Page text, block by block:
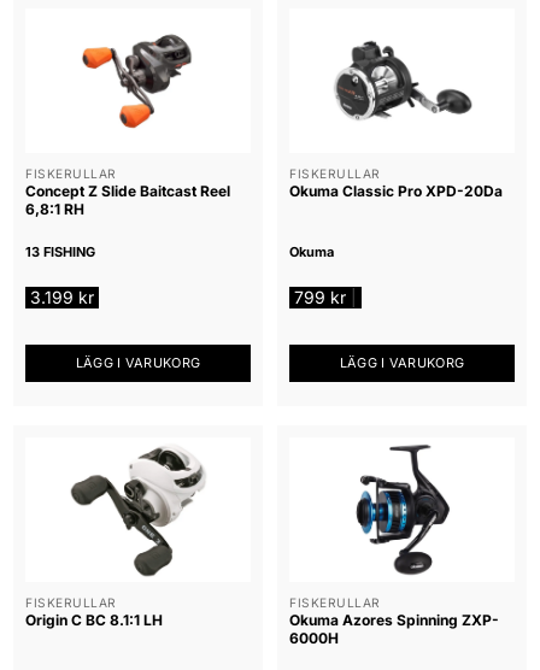
FISKERULLAR
Concept Z Slide Baitcast Reel
6,8:1 RH
13 FISHING
3.199 kr
LÄGG I VARUKORG
FISKERULLAR
Okuma Classic Pro XPD-20Da
Okuma
799 kr
LÄGG I VARUKORG
FISKERULLAR
Origin C BC 8.1:1 LH
FISKERULLAR
Okuma Azores Spinning ZXP-
6000H